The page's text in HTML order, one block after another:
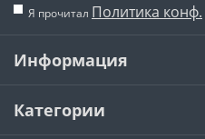
Я прочитал Политика конф.
Информация
Категории